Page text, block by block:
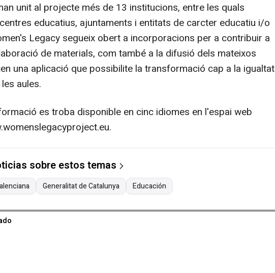
unit al projecte més de 13 institucions, entre les quals
educatius, ajuntaments i entitats de carcter educatiu i/o
Legacy segueix obert a incorporacions per a contribuir a
de materials, com també a la difusió dels mateixos
una aplicació que possibilite la transformació cap a la igualtat
aules.
es troba disponible en cinc idiomes en l'espai web
sobre estos temas
Generalitat de Catalunya Educación